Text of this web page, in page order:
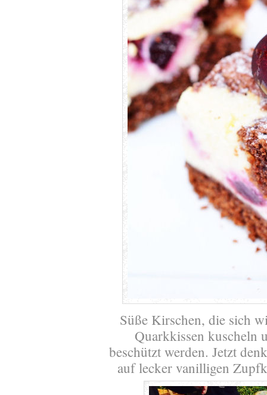
Süße Kirschen, die sich
Quarkkissen kuscheln
beschützt werden. Jetzt
auf lecker vanilligen